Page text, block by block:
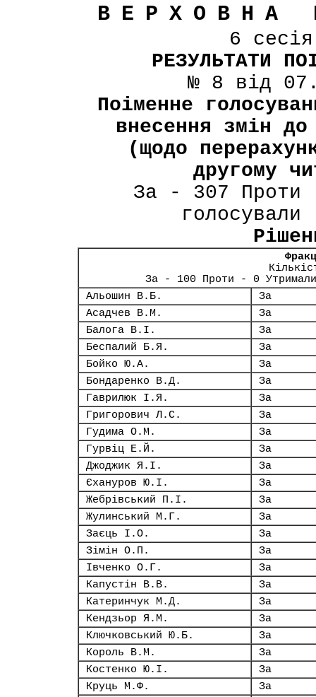
ВЕРХОВНА
6
РЕЗУЛЬТАТИ
№ 8 від
Поіменне
внесення змін
(щодо
другому
За - 307 Проти
За - 100 Проти - 0
Альошин В.Б.
За
Асадчев В.М.
За
Балога В.І.
За
Беспалий Б.Я.
За
Бойко Ю.А.
За
Бондаренко В.Д.
За
Гаврилюк І.Я.
За
Григорович Л.С.
За
Гудима О.М.
За
Гурвіц Е.Й.
За
Джоджик Я.І.
За
Єхануров Ю.І.
За
Жебрівський П.І.
За
Жулинський М.Г.
За
Заєць І.О.
За
Зімін О.П.
За
Івченко О.Г.
За
Капустін В.В.
За
Катеринчук М.Д.
За
Кендзьор Я.М.
За
Ключковський Ю.Б.
За
Король В.М.
За
Костенко Ю.І.
За
Круць М.Ф.
За